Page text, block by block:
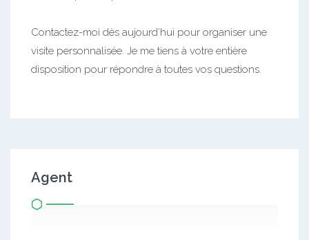
Contactez-moi dès aujourd’hui pour organiser une
visite personnalisée. Je me tiens à votre entière
disposition pour répondre à toutes vos questions.
Agent